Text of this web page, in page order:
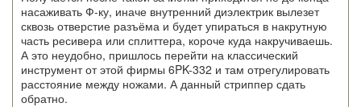
насаживать Ф-ку, иначе внутренний диэлектрик вылезет
сквозь отверстие разъёма и будет упираться в накрутную
часть ресивера или сплиттера, короче куда накручиваешь.
А это неудобно, пришлось перейти на классический
инструмент от этой фирмы 6PK-332 и там отрегулировать
расстояние между ножами. А данный стриппер сдать
обратно.